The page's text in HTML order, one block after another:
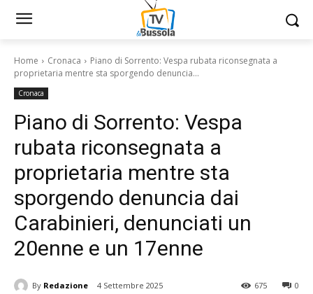
Home Cronaca
Piano di Sorrento: Vespa rubata riconsegnata a
proprietaria mentre sta sporgendo denuncia...
Cronaca
Piano di Sorrento: Vespa
rubata riconsegnata a
proprietaria mentre sta
sporgendo denuncia dai
Carabinieri, denunciati un
20enne e un 17enne
By Redazione 4 Settembre 2025 0
675